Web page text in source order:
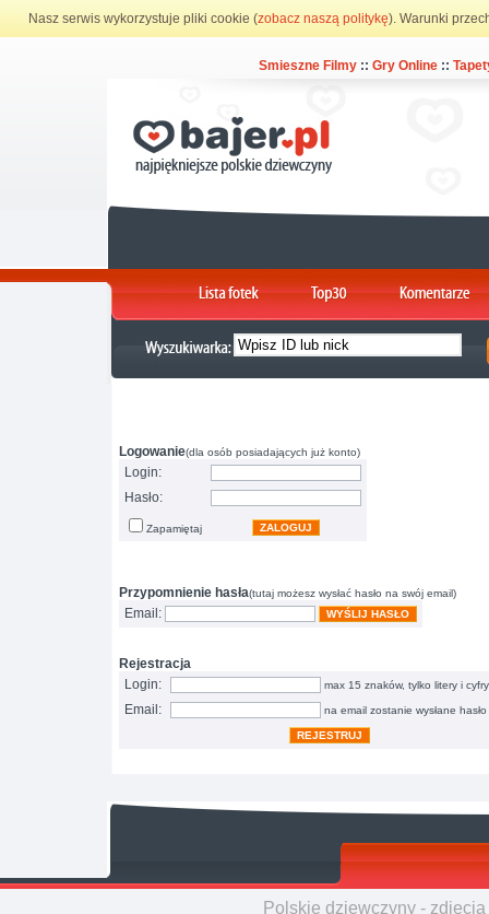
Nasz serwis wykorzystuje pliki cookie (zobacz naszą politykę). Warunki
Smieszne Filmy ::Gry Online ::
Logowanie(dla osób posiadających już konto)
Login:
Hasło:
Zapamiętaj ZALOGUJ
Przypomnienie hasła(tutaj możesz wysłać hasło na swój email)
Email: WYŚLIJ HASŁO
Rejestracja
Login:
max 15 znaków, tylko litery i cyfry
Email: na email zostanie wysłane hasło
REJESTRUJ
Polskie dziewczyny -